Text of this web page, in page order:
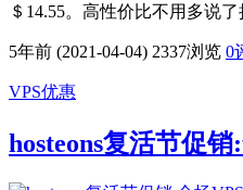
＄14.55。高性价比不用多说
5年前 (2021-04-04) 2337浏览 0
VPS优惠
hosteons复活节促